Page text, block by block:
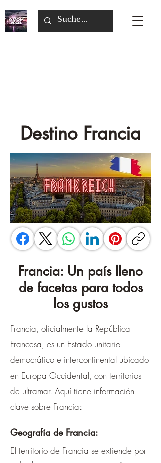
Destino Francia
Francia: Un país lleno
de facetas para todos
los gustos
Francia, oficialmente la República
Francesa, es un Estado unitario
democrático e intercontinental ubicado
en Europa Occidental, con territorios
de ultramar. Aquí tiene información
clave sobre Francia:
Geografía de Francia:
El territorio de Francia se extiende por